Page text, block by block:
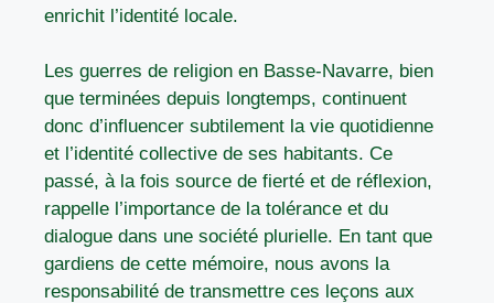
enrichit l’identité locale.
Les guerres de religion en Basse-Navarre, bien
que terminées depuis longtemps, continuent
donc d’influencer subtilement la vie quotidienne
et l’identité collective de ses habitants. Ce
passé, à la fois source de fierté et de réflexion,
rappelle l’importance de la tolérance et du
dialogue dans une société plurielle. En tant que
gardiens de cette mémoire, nous avons la
responsabilité de transmettre ces leçons aux